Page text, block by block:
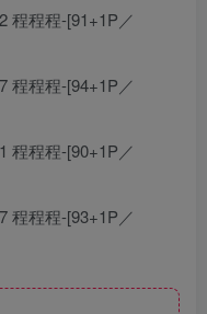
程程程-[91+1P／
程程程-[94+1P／
程程程-[90+1P／
程程程-[93+1P／